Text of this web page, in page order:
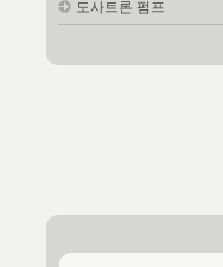
도사트론 펌프